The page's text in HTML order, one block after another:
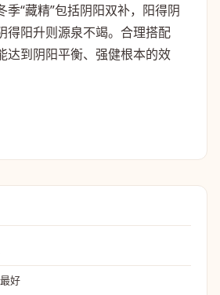
季“藏精”包括阴阳双补，阳得阴
得阳升则源泉不竭。合理搭配
达到阴阳平衡、强健根本的效
好